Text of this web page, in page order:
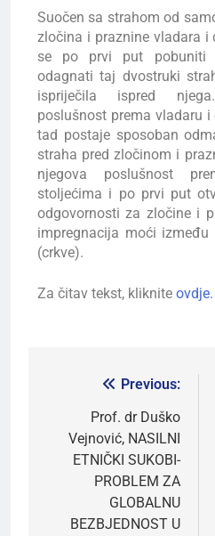
Suočen sa strahom od
zločina i praznine vladara i
se po prvi put pobuniti
odagnati taj dvostruki
ispriječila ispred
poslušnost prema vladaru
tad postaje sposoban
straha pred zločinom i
njegova poslušnost
stoljećima i po prvi put
odgovornosti za zločine i
impregnacija moći
(crkve).
Za čitav tekst, kliknite ovdje.
Previous:
Prof. dr Duško
Vejnović, NASILNI
ETNIČKI SUKOBI-
PROBLEM ZA
GLOBALNU
BEZBJEDNOST U